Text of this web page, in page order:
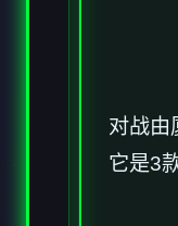
对战由
它是3